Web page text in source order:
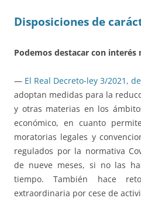
Disposiciones de
Podemos destacar con
— El Real Decreto-ley 3/2021,
adoptan medidas para la
y otras materias en los
económico, en cuanto
moratorias legales y
regulados por la normativa
de nueve meses, si no las
tiempo. También hace
extraordinaria por cese de